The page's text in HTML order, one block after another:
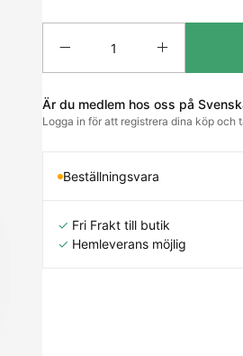
Är du medlem hos oss på
Logga in för att registrera dina köp och
Beställningsvara
✓ Fri Frakt till butik
✓ Hemleverans möjlig